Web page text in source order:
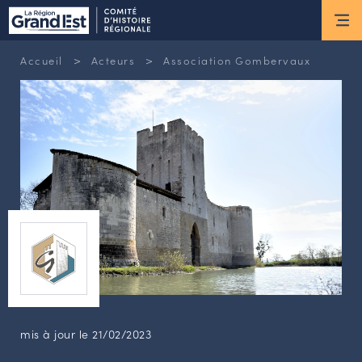
ESPACE MEMBRE
Actus
ACTUALITÉS DU MOMENT
RETOUR SUR LES DERNIÈRES
NEWSLETTERS
INSCRIPTION À LA NEWSLETTER
Nous connaître
LES MISSIONS DU CHR
Accueil > Acteurs > Association Gombervaux
mis à jour le 21/02/2023